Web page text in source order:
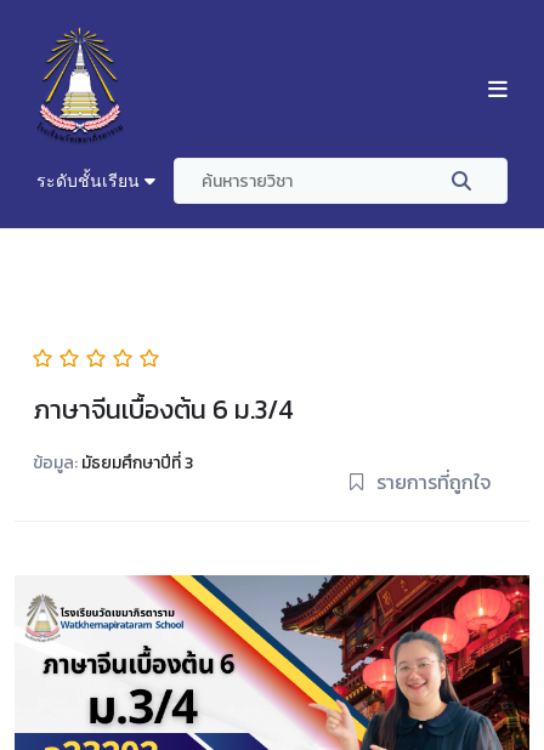
ระดับชั้นเรียน
ภาษาจีนเบื้องต้น 6 ม.3/4
ข้อมูล:มัธยมศึกษาปีที่ 3
รายการที่ถูกใจ